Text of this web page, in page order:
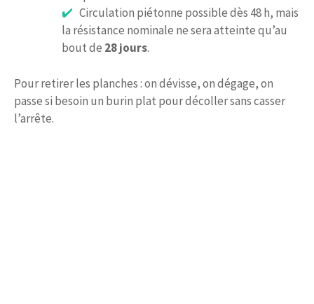
Circulation piétonne possible dès 48 h, mais
la résistance nominale ne sera atteinte qu’au
bout de 28 jours.
Pour retirer les planches : on dévisse, on dégage, on
passe si besoin un burin plat pour décoller sans casser
l’arrête.